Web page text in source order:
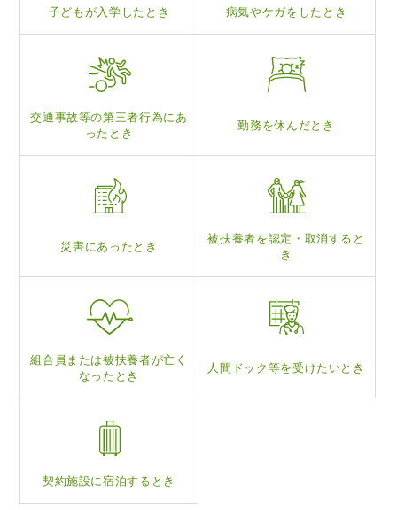
子どもが入学したとき 病気やケガをしたとき
交通事故等の第三者行為にあ
ったとき
勤務を休んだとき
災害にあったとき
被扶養者を認定・ 取消すると
き
組合員または被扶養者が亡く
なったとき
人間ドック等を受けたいとき
契約施設に宿泊するとき